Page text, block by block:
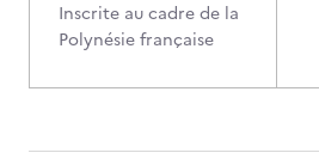
Inscrite au cadre de la
Polynésie française